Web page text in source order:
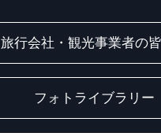
旅行会社・観光事業者の
フォトライブラリー